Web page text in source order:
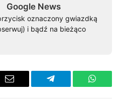
Google News
oznaczony gwiazdką
i bądź na bieżąco
Email Telegram